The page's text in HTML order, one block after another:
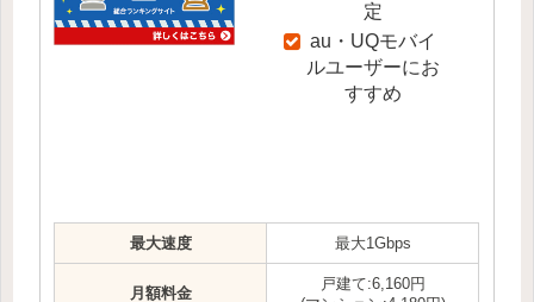
定
au・UQモバイ
ルユーザーにお
すすめ
最大速度 最大1Gbps
月額料金
戸建て:6,160円